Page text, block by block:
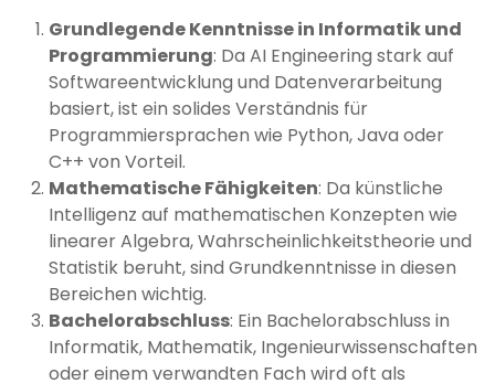
Grundlegende Kenntnisse in Informatik und
Programmierung: Da AI Engineering stark auf
Softwareentwicklung und Datenverarbeitung
basiert, ist ein solides Verständnis für
Programmiersprachen wie Python, Java oder
C++ von Vorteil.
Mathematische Fähigkeiten: Da künstliche
Intelligenz auf mathematischen Konzepten wie
linearer Algebra, Wahrscheinlichkeitstheorie und
Statistik beruht, sind Grundkenntnisse in diesen
Bereichen wichtig.
Bachelorabschluss: Ein Bachelorabschluss in
Informatik, Mathematik, Ingenieurwissenschaften
oder einem verwandten Fach wird oft als